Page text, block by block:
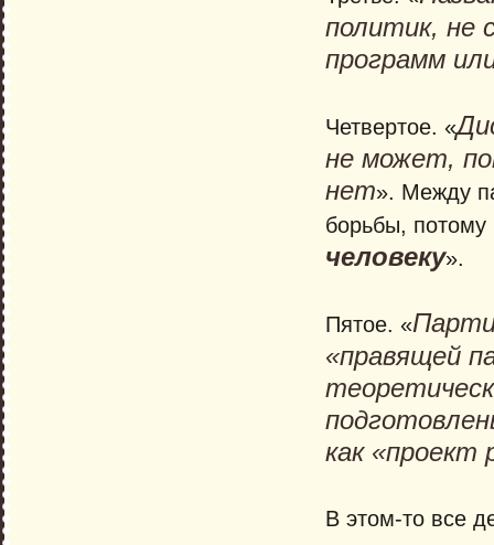
политик, не
программ
Четвертое. «
не может,
нет». Между
борьбы, потому
человеку».
Пятое. «
«правящей
как «проект
В этом-то все